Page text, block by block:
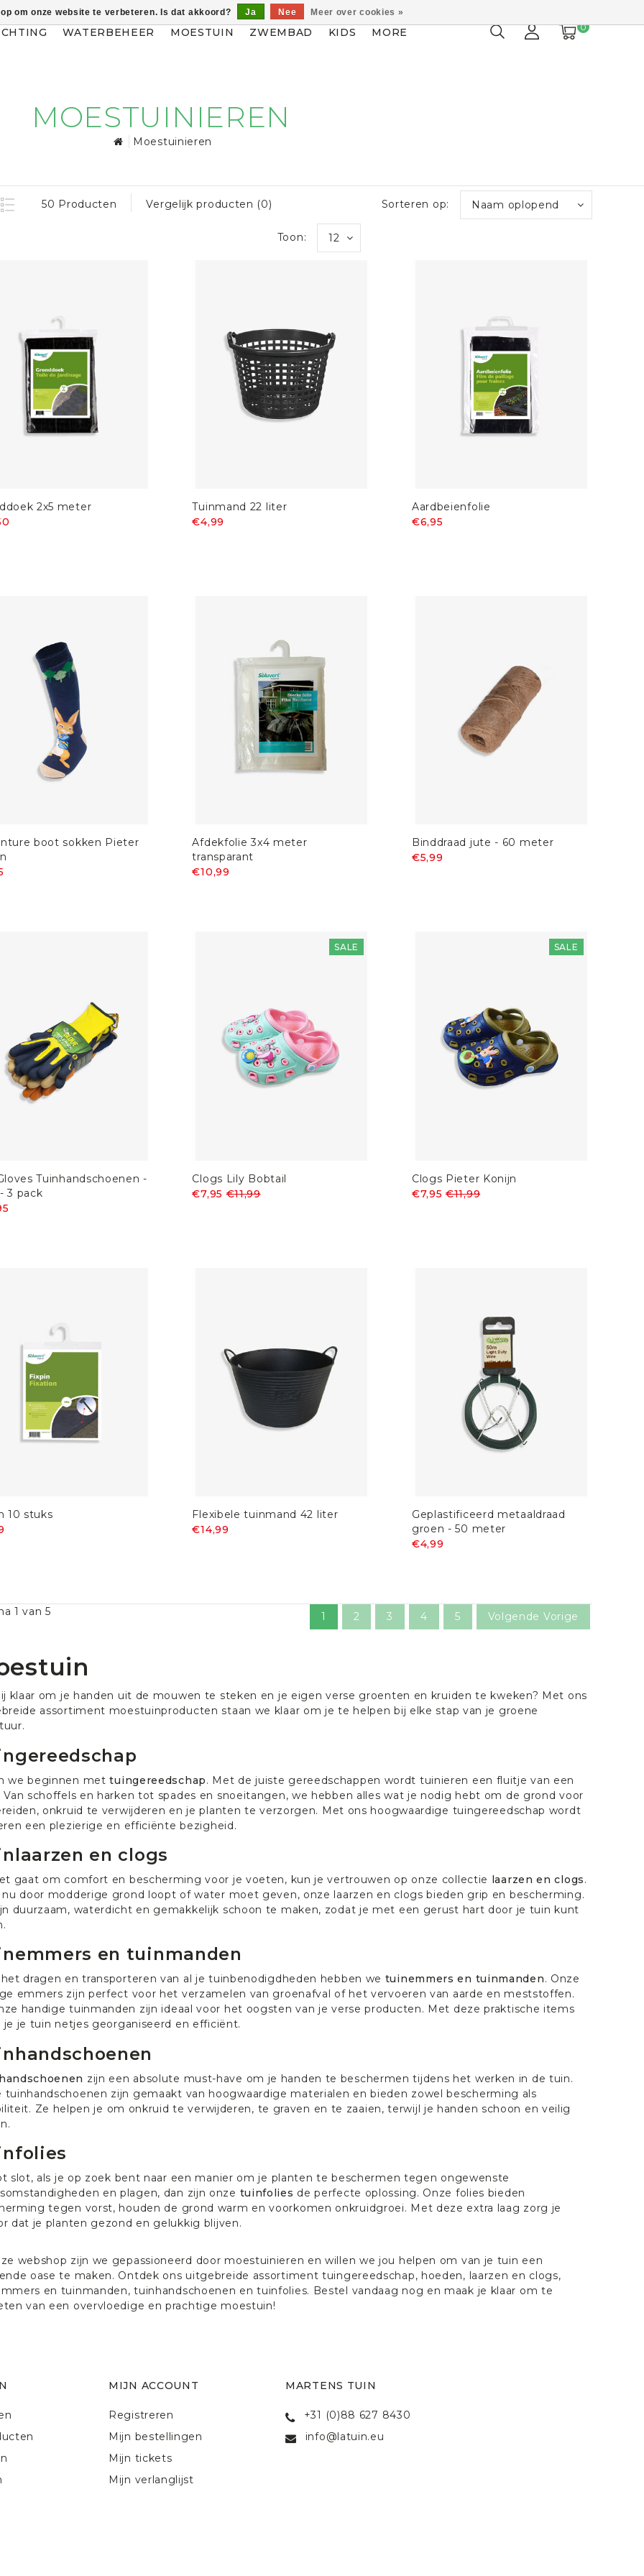
WATERBEHEER MOESTUIN ZWEMBAD KIDS MORE 0
MOESTUINIEREN
Moestuinieren
50 Producten Vergelijk producten (0) Sorteren op: Naam oplopend
Toon: 12
2x5 meter
Tuinmand 22 liter
€4,99
Aardbeienfolie
€6,95
boot sokken Pieter
Afdekfolie 3x4 meter
transparant
€10,99
Binddraad jute - 60 meter
€5,99
Tuinhandschoenen -
3 pack
SALE
Clogs Lily Bobtail
€7,95€11,99
SALE
Clogs Pieter Konijn
€7,95€11,99
10 stuks
Flexibele tuinmand 42 liter
€14,99
Geplastificeerd metaaldraad
groen - 50 meter
€4,99
1 van 5 1 2 3 4 5 Volgende Vorige
klaar om je handen uit de mouwen te steken en je eigen verse groenten en kruiden te kweken? Met ons
assortiment moestuinproducten staan we klaar om je te helpen bij elke stap van je groene
we beginnen mettuingereedschap. Met de juiste gereedschappen wordt tuinieren een fluitje van een
Van schoffels en harken tot spades en snoeitangen, we hebben alles wat je nodig hebt om de grond voor
onkruid te verwijderen en je planten te verzorgen. Met ons hoogwaardige tuingereedschap wordt
een plezierige en efficiënte bezigheid.
en clogs
gaat om comfort en bescherming voor je voeten, kun je vertrouwen op onze collectie laarzen en clogs.
nu door modderige grond loopt of water moet geven, onze laarzen en clogs bieden grip en bescherming.
duurzaam, waterdicht en gemakkelijk schoon te maken, zodat je met een gerust hart door je tuin kunt
en tuinmanden
dragen en transporteren van al je tuinbenodigdheden hebben we tuinemmers en tuinmanden. Onze
emmers zijn perfect voor het verzamelen van groenafval of het vervoeren van aarde en meststoffen.
handige tuinmanden zijn ideaal voor het oogsten van je verse producten. Met deze praktische items
je je tuin netjes georganiseerd en efficiënt.
zijn een absolute must-have om je handen te beschermen tijdens het werken in de tuin.
tuinhandschoenen zijn gemaakt van hoogwaardige materialen en bieden zowel bescherming als
Ze helpen je om onkruid te verwijderen, te graven en te zaaien, terwijl je handen schoon en veilig
slot, als je op zoek bent naar een manier om je planten te beschermen tegen ongewenste
en plagen, dan zijn onze tuinfolies de perfecte oplossing. Onze folies bieden
tegen vorst, houden de grond warm en voorkomen onkruidgroei. Met deze extra laag zorg je
dat je planten gezond en gelukkig blijven.
webshop zijn we gepassioneerd door moestuinieren en willen we jou helpen om van je tuin een
oase te maken. Ontdek ons uitgebreide assortiment tuingereedschap, hoeden, laarzen en clogs,
en tuinmanden, tuinhandschoenen en tuinfolies. Bestel vandaag nog en maak je klaar om te
van een overvloedige en prachtige moestuin!
MIJN ACCOUNT
Registreren
Mijn bestellingen
Mijn tickets
Mijn verlanglijst
MARTENS TUIN
+31 (0)88 627 8430
info@latuin.eu
om onze website te verbeteren. Is dat akkoord? Ja Nee Meer over cookies »